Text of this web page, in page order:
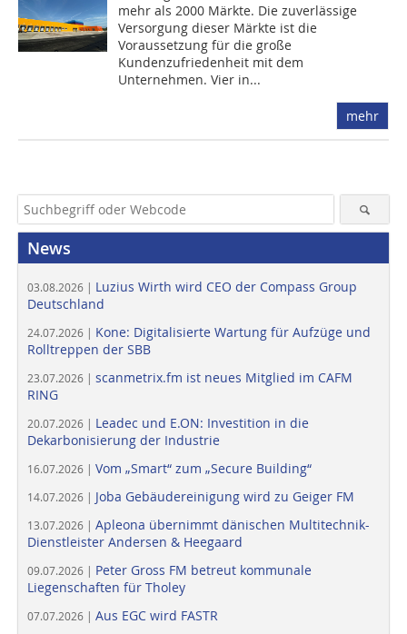
mehr als 2000 Märkte. Die zuverlässige
Versorgung dieser Märkte ist die
Voraussetzung für die große
Kundenzufriedenheit mit dem
Unternehmen. Vier in...
mehr
News
03.08.2026 | Luzius Wirth wird CEO der Compass Group
Deutschland
24.07.2026 | Kone: Digitalisierte Wartung für Aufzüge und
Rolltreppen der SBB
23.07.2026 | scanmetrix.fm ist neues Mitglied im CAFM
RING
20.07.2026 | Leadec und E.ON: Investition in die
Dekarbonisierung der Industrie
16.07.2026 | Vom „Smart“ zum „Secure Building“
14.07.2026 | Joba Gebäudereinigung wird zu Geiger FM
13.07.2026 | Apleona übernimmt dänischen Multitechnik-
Dienstleister Andersen & Heegaard
09.07.2026 | Peter Gross FM betreut kommunale
Liegenschaften für Tholey
07.07.2026 | Aus EGC wird FASTR